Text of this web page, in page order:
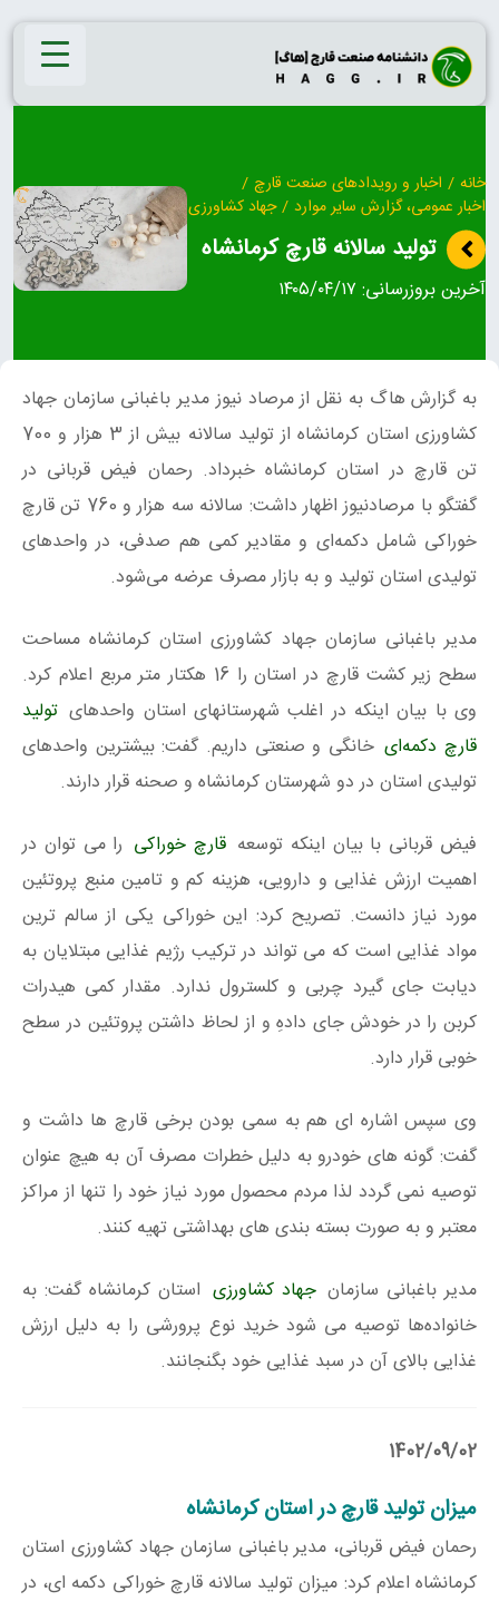
Skip
content
خانه / اخبار و رویدادهای صنعت قارچ /
اخبار عمومی، گزارش سایر موارد / جهاد کشاورزی
تولید سالانه قارچ کرمانشاه
آخرین بروزرسانی: ۱۴۰۵/۰۴/۱۷
به گزارش هاگ به نقل از مرصاد نیوز مدیر باغبانی سازمان جهاد
کشاورزی استان کرمانشاه از تولید سالانه بیش از 3 هزار و 700
تن قارچ در استان کرمانشاه خبرداد. رحمان فیض قربانی در
گفتگو با مرصادنیوز اظهار داشت: سالانه سه هزار و 760 تن قارچ
خوراکی شامل دکمه‌ای و مقادیر کمی هم صدفی، در واحدهای
تولیدی استان تولید و به بازار مصرف عرضه می‌شود.
مدیر باغبانی سازمان جهاد کشاورزی استان کرمانشاه مساحت
سطح زیر کشت قارچ در استان را 16 هکتار متر مربع اعلام کرد.
وی با بیان اینکه در اغلب شهرستانهای استان واحدهای تولید
قارچ دکمه‌ای خانگی و صنعتی داریم. گفت: بیشترین واحدهای
تولیدی استان در دو شهرستان کرمانشاه و صحنه قرار دارند.
فیض قربانی با بیان اینکه توسعه قارچ خوراکی را می توان در
اهمیت ارزش غذایی و دارویی، هزینه کم و تامین منبع پروتئین
مورد نیاز دانست. تصریح کرد: این خوراکی یکی از سالم ترین
مواد غذایی است که می تواند در ترکیب رژیم غذایی مبتلایان به
دیابت جای گیرد چربی و کلسترول ندارد. مقدار کمی هیدرات
کربن را در خودش جای دادهِ و از لحاظ داشتن پروتئین در سطح
خوبی قرار دارد.
وی سپس اشاره ای هم به سمی بودن برخی قارچ ها داشت و
گفت: گونه های خودرو به دلیل خطرات مصرف آن به هیچ عنوان
توصیه نمی گردد لذا مردم محصول مورد نیاز خود را تنها از مراکز
معتبر و به صورت بسته بندی های بهداشتی تهیه کنند.
مدیر باغبانی سازمان جهاد کشاورزی استان کرمانشاه گفت: به
خانواده‌ها توصیه می شود خرید نوع پرورشی را به دلیل ارزش
غذایی بالای آن در سبد غذایی خود بگنجانند.
1402/09/02
میزان تولید قارچ در استان کرمانشاه
رحمان فیض‌ قربانی، مدیر باغبانی سازمان جهاد کشاورزی استان
کرمانشاه اعلام کرد: میزان تولید سالانه قارچ خوراکی دکمه ای، در